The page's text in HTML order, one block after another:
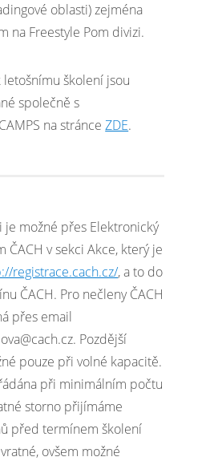
oblasti) zejména
na Freestyle Pom divizi.
školení jsou
společně s
na stránceZDE.
je možné přes Elektronický
ČACH v sekci Akce, který je
registrace.cach.cz/, a to do
ČACH. Pro nečleny ČACH
přes email
Pozdější
pouze při volné kapacitě.
při minimálním počtu
storno přijímáme
před termínem školení
ovšem možné